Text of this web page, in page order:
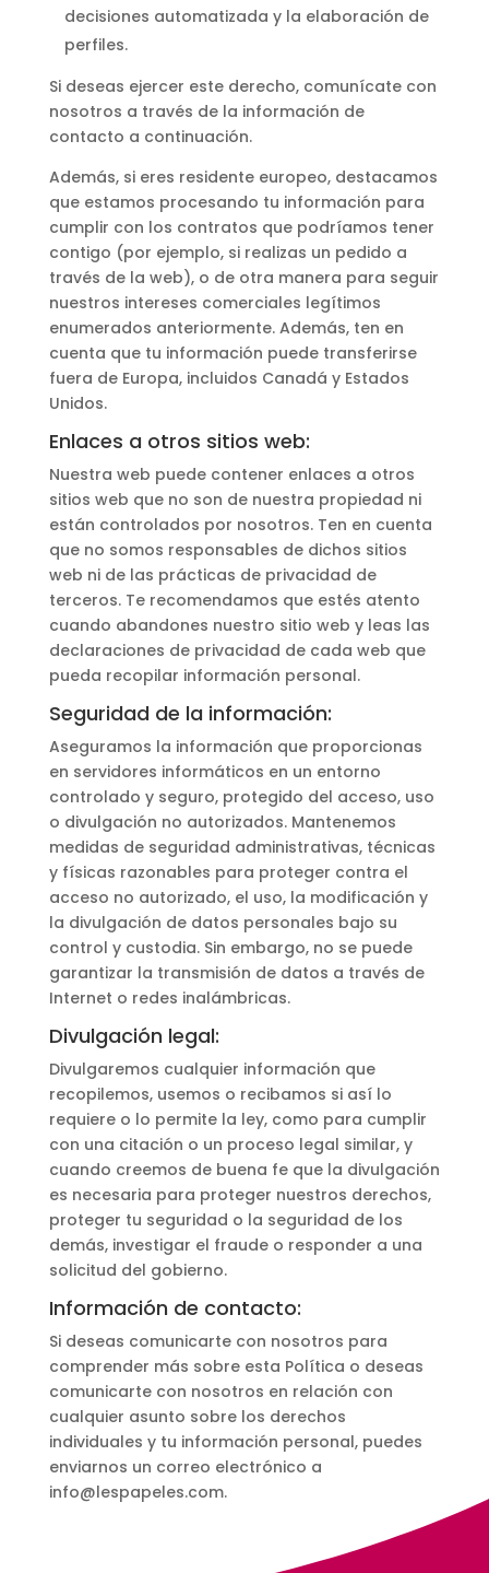
decisiones automatizada y la elaboración de
perfiles.
Si deseas ejercer este derecho, comunícate con
nosotros a través de la información de
contacto a continuación.
Además, si eres residente europeo, destacamos
que estamos procesando tu información para
cumplir con los contratos que podríamos tener
contigo (por ejemplo, si realizas un pedido a
través de la web), o de otra manera para seguir
nuestros intereses comerciales legítimos
enumerados anteriormente. Además, ten en
cuenta que tu información puede transferirse
fuera de Europa, incluidos Canadá y Estados
Unidos.
Enlaces a otros sitios web:
Nuestra web puede contener enlaces a otros
sitios web que no son de nuestra propiedad ni
están controlados por nosotros. Ten en cuenta
que no somos responsables de dichos sitios
web ni de las prácticas de privacidad de
terceros. Te recomendamos que estés atento
cuando abandones nuestro sitio web y leas las
declaraciones de privacidad de cada web que
pueda recopilar información personal.
Seguridad de la información:
Aseguramos la información que proporcionas
en servidores informáticos en un entorno
controlado y seguro, protegido del acceso, uso
o divulgación no autorizados. Mantenemos
medidas de seguridad administrativas, técnicas
y físicas razonables para proteger contra el
acceso no autorizado, el uso, la modificación y
la divulgación de datos personales bajo su
control y custodia. Sin embargo, no se puede
garantizar la transmisión de datos a través de
Internet o redes inalámbricas.
Divulgación legal:
Divulgaremos cualquier información que
recopilemos, usemos o recibamos si así lo
requiere o lo permite la ley, como para cumplir
con una citación o un proceso legal similar, y
cuando creemos de buena fe que la divulgación
es necesaria para proteger nuestros derechos,
proteger tu seguridad o la seguridad de los
demás, investigar el fraude o responder a una
solicitud del gobierno.
Información de contacto:
Si deseas comunicarte con nosotros para
comprender más sobre esta Política o deseas
comunicarte con nosotros en relación con
cualquier asunto sobre los derechos
individuales y tu información personal, puedes
enviarnos un correo electrónico a
info@lespapeles.com.